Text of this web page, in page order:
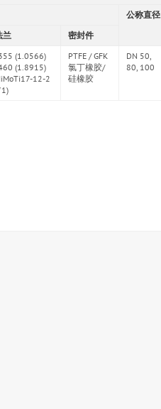
公称直径
兰
密封件
(1.0566)
(1.8915)
12-2
PTFE / GFK
氯丁橡胶/
硅橡胶
DN 50,
80, 100